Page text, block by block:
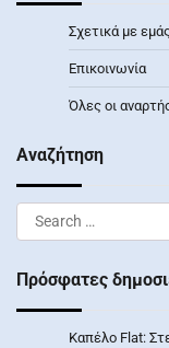
Σχετικά με
Επικοινωνία
Όλες οι
Αναζήτηση
Search
for:
Πρόσφατες
Καπέλο Flat: